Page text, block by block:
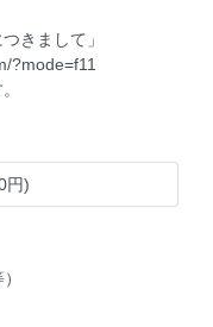
きまして」
?mode=f11
円)